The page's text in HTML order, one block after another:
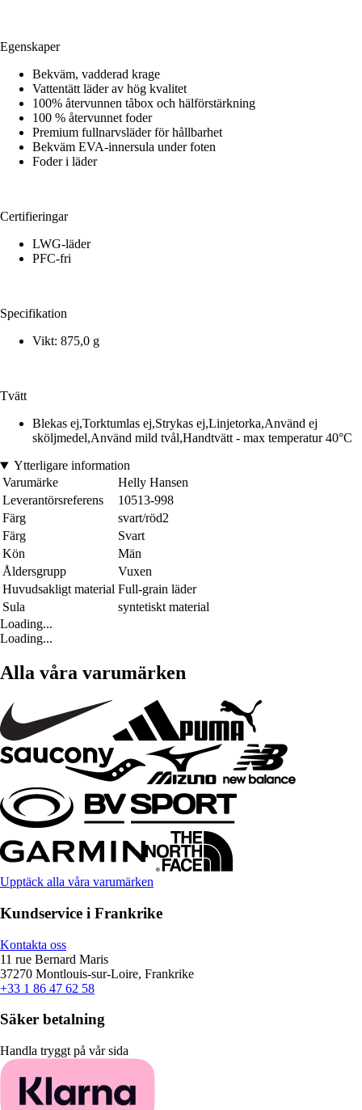
Egenskaper
Bekväm, vadderad krage
Vattentätt läder av hög kvalitet
100% återvunnen tåbox och hälförstärkning
100 % återvunnet foder
Premium fullnarvsläder för hållbarhet
Bekväm EVA-innersula under foten
Foder i läder
Certifieringar
LWG-läder
PFC-fri
Specifikation
Vikt: 875,0 g
Tvätt
Blekas ej,Torktumlas ej,Strykas ej,Linjetorka,Använd ej
sköljmedel,Använd mild tvål,Handtvätt - max temperatur 40°C
Ytterligare information
Varumärke
Helly Hansen
Leverantörsreferens
10513-998
Färg
svart/röd2
Färg
Svart
Kön
Män
Åldersgrupp
Vuxen
Huvudsakligt material Full-grain läder
Sula
syntetiskt material
Loading...
Loading...
Alla våra varumärken
Upptäck alla våra varumärken
Kundservice i Frankrike
Kontakta oss
11 rue Bernard Maris
37270 Montlouis-sur-Loire, Frankrike
+33 1 86 47 62 58
Säker betalning
Handla tryggt på vår sida